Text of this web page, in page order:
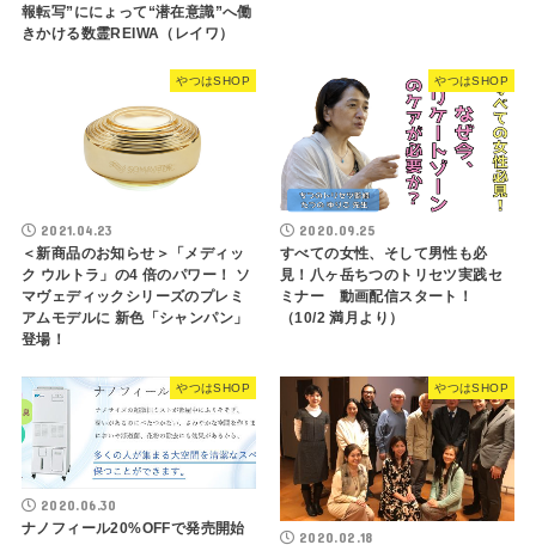
報転写”ににょって“潜在意識”へ働
きかける数霊REIWA（レイワ）
やつはSHOP
2021.04.23
＜新商品のお知らせ＞「メディッ
ク ウルトラ」の4 倍のパワー！ ソ
マヴェディックシリーズのプレミ
アムモデルに 新色「シャンパン」
登場！
やつはSHOP
2020.09.25
すべての女性、そして男性も必
見！八ヶ岳ちつのトリセツ実践セ
ミナー 動画配信スタート！
（10/2 満月より）
やつはSHOP
2020.06.30
ナノフィール20%OFFで発売開始
やつはSHOP
2020.02.18